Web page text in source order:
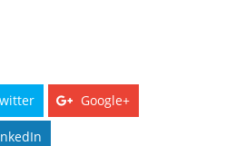
Google+